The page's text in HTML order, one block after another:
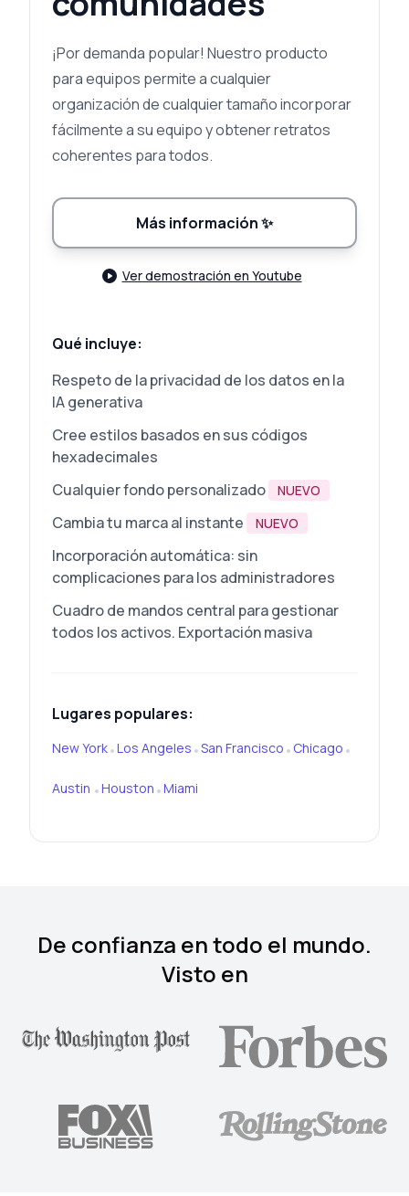
¡Por demanda popular! Nuestro producto
para equipos permite a cualquier
organización de cualquier tamaño incorporar
fácilmente a su equipo y obtener retratos
coherentes para todos.
Más información✨
Ver demostración en Youtube
Qué incluye:
Respeto de la privacidad de los datos en la
IA generativa
Cree estilos basados en sus códigos
hexadecimales
Cualquier fondo personalizado
NUEVO
Cambia tu marca al instante NUEVO
Incorporación automática: sin
complicaciones para los administradores
Cuadro de mandos central para gestionar
todos los activos. Exportación masiva
Lugares populares:
New York•Los Angeles •San Francisco • Chicago •
Austin •Houston •Miami
De confianza en todo el mundo.
Visto en